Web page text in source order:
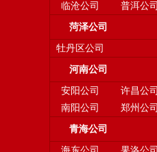
临沧公司
普洱公司
菏泽公司
牡丹区公司
河南公司
安阳公司 许昌公司
南阳公司
郑州公司
青海公司